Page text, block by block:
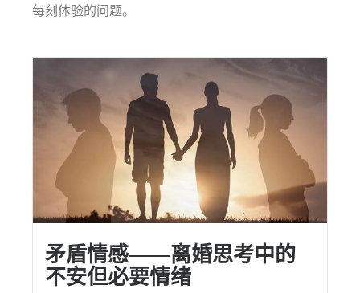
每刻体验的问题。
矛盾情感——离婚思考中的
不安但必要情绪